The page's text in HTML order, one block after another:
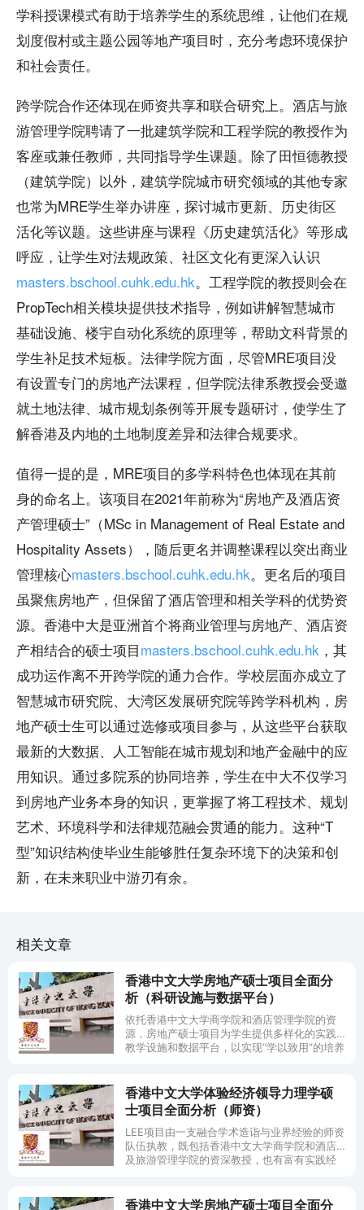
学科授课模式有助于培养学生的系统思维，让他们在规
划度假村或主题公园等地产项目时，充分考虑环境保护
和社会责任。
跨学院合作还体现在师资共享和联合研究上。酒店与旅
游管理学院聘请了一批建筑学院和工程学院的教授作为
客座或兼任教师，共同指导学生课题。除了田恒德教授
（建筑学院）以外，建筑学院城市研究领域的其他专家
也常为MRE学生举办讲座，探讨城市更新、历史街区
活化等议题。这些讲座与课程《历史建筑活化》等形成
呼应，让学生对法规政策、社区文化有更深入认识
masters.bschool.cuhk.edu.hk。工程学院的教授则会在
PropTech相关模块提供技术指导，例如讲解智慧城市
基础设施、楼宇自动化系统的原理等，帮助文科背景的
学生补足技术短板。法律学院方面，尽管MRE项目没
有设置专门的房地产法课程，但学院法律系教授会受邀
就土地法律、城市规划条例等开展专题研讨，使学生了
解香港及内地的土地制度差异和法律合规要求。
值得一提的是，MRE项目的多学科特色也体现在其前
身的命名上。该项目在2021年前称为“房地产及酒店资
产管理硕士”（MSc in Management of Real Estate and
Hospitality Assets），随后更名并调整课程以突出商业
管理核心masters.bschool.cuhk.edu.hk。更名后的项目
虽聚焦房地产，但保留了酒店管理和相关学科的优势资
源。香港中大是亚洲首个将商业管理与房地产、酒店资
产相结合的硕士项目masters.bschool.cuhk.edu.hk ，其
成功运作离不开跨学院的通力合作。学校层面亦成立了
智慧城市研究院、大湾区发展研究院等跨学科机构，房
地产硕士生可以通过选修或项目参与，从这些平台获取
最新的大数据、人工智能在城市规划和地产金融中的应
用知识。通过多院系的协同培养，学生在中大不仅学习
到房地产业务本身的知识，更掌握了将工程技术、规划
艺术、环境科学和法律规范融会贯通的能力。这种“T
型”知识结构使毕业生能够胜任复杂环境下的决策和创
新，在未来职业中游刃有余。
相关文章
香港中文大学房地产硕士项目全面分
析（科研设施与数据平台）
依托香港中文大学商学院和酒店管理学院的资
源，房地产硕士项目为学生提供多样化的实践
教学设施和数据平台，以实现“学以致用”的培养
香港中文大学体验经济领导力理学硕
士项目全面分析（师资）
LEE项目由一支融合学术造诣与业界经验的师资
队伍执教，既包括香港中文大学商学院和酒店
及旅游管理学院的资深教授，也有富有实践经
究或从业背景，致力于以互动方式指导学生。
香港中文大学房地产硕士项目全面分